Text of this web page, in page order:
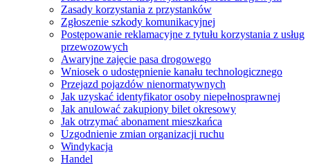
Zasady korzystania z przystanków
Zgłoszenie szkody komunikacyjnej
Postępowanie reklamacyjne z tytułu korzystania z usług
przewozowych
Awaryjne zajęcie pasa drogowego
Wniosek o udostępnienie kanału technologicznego
Przejazd pojazdów nienormatywnych
Jak uzyskać identyfikator osoby niepełnosprawnej
Jak anulować zakupiony bilet okresowy
Jak otrzymać abonament mieszkańca
Uzgodnienie zmian organizacji ruchu
Windykacja
Handel